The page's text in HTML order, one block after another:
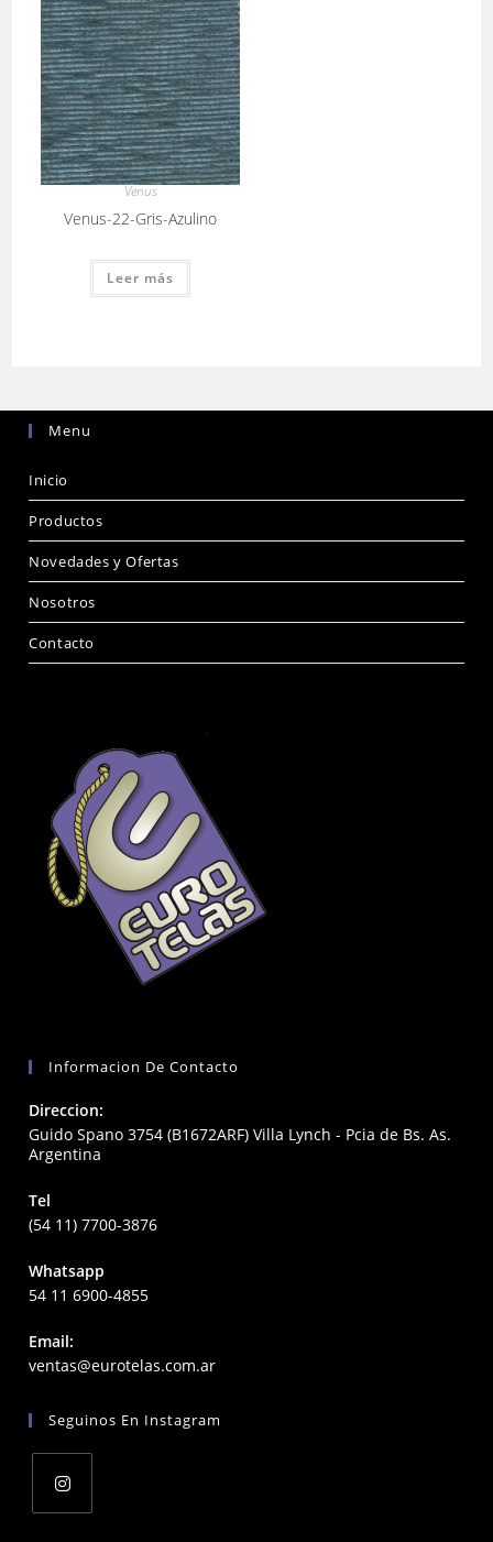
Venus
Venus-22-Gris-Azulino
Leer más
Menu
Inicio
Productos
Novedades y Ofertas
Nosotros
Contacto
Informacion De Contacto
Direccion:
Guido Spano 3754 (B1672ARF) Villa Lynch - Pcia de Bs. As.
Argentina
Tel
(54 11) 7700-3876
Whatsapp
54 11 6900-4855
Email:
ventas@eurotelas.com.arOpens
application
Seguinos En Instagram